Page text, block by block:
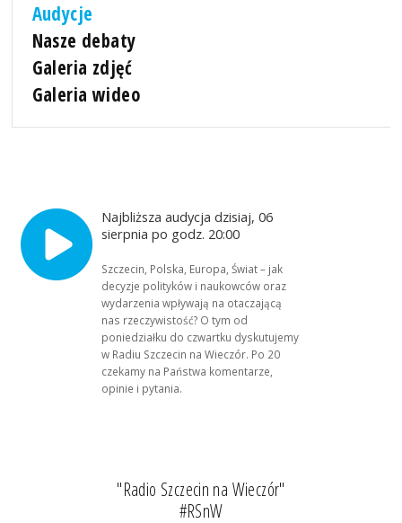
Audycje
Nasze debaty
Galeria zdjęć
Galeria wideo
Najbliższa audycja dzisiaj, 06
sierpnia po godz. 20:00
Szczecin, Polska, Europa, Świat – jak
decyzje polityków i naukowców oraz
wydarzenia wpływają na otaczającą
nas rzeczywistość? O tym od
poniedziałku do czwartku dyskutujemy
w Radiu Szczecin na Wieczór. Po 20
czekamy na Państwa komentarze,
opinie i pytania.
"Radio Szczecin na Wieczór"
#RSnW